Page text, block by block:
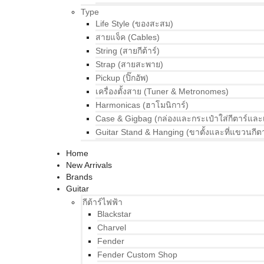
Type
Life Style (ของสะสม)
สายแจ็ค (Cables)
String (สายกีต้าร์)
Strap (สายสะพาย)
Pickup (ปิ๊กอัพ)
เครื่องตั้งสาย (Tuner & Metronomes)
Harmonicas (ฮาโมนิการ์)
Case & Gigbag (กล่องและกระเป๋าใส่กีตาร์และ
Guitar Stand & Hanging (ขาตั้งและที่แขวนกีต
Home
New Arrivals
Brands
Guitar
กีต้าร์ไฟฟ้า
Blackstar
Charvel
Fender
Fender Custom Shop